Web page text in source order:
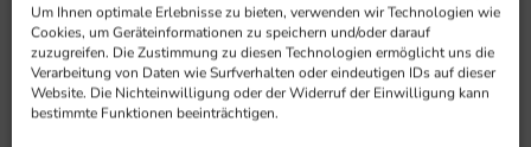
Um Ihnen optimale Erlebnisse zu bieten, verwenden wir Technologien wie
Cookies, um Geräteinformationen zu speichern und/oder darauf
zuzugreifen. Die Zustimmung zu diesen Technologien ermöglicht uns die
Verarbeitung von Daten wie Surfverhalten oder eindeutigen IDs auf dieser
Website. Die Nichteinwilligung oder der Widerruf der Einwilligung kann
bestimmte Funktionen beeinträchtigen.
Geeignet für
Geeignet für Gastronomie, Großküchen,
Lebensmittelbetriebe und alle gewerblichen